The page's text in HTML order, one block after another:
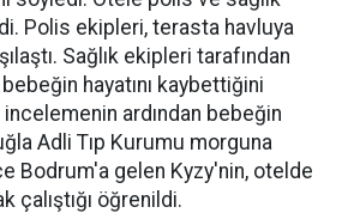
Polis ekipleri, terasta havluya
Sağlık ekipleri tarafından
hayatını kaybettiğini
incelemenin ardından bebeğin
Adli Tıp Kurumu morguna
Bodrum'a gelen Kyzy'nin, otelde
çalıştığı öğrenildi.